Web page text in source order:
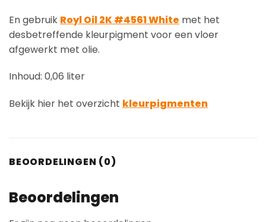
En gebruik Royl Oil 2K #4561 White met het
desbetreffende kleurpigment voor een vloer
afgewerkt met olie.
Inhoud: 0,06 liter
Bekijk hier het overzicht kleurpigmenten
BEOORDELINGEN (0)
Beoordelingen